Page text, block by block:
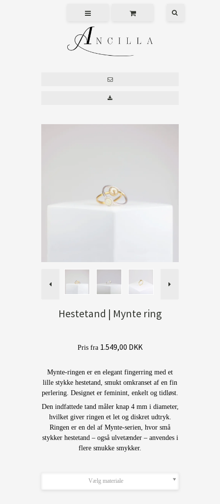
Hestetand | Mynte ring
Pris fra 1.549,00 DKK
Mynte-ringen er en elegant fingerring med et
lille stykke hestetand, smukt omkranset af en fin
perlering. Designet er feminint, enkelt og tidløst.
Den indfattede tand måler knap 4 mm i diameter,
hvilket giver ringen et let og diskret udtryk.
Ringen er en del af Mynte-serien, hvor små
stykker hestetand – også ulvetænder – anvendes i
flere smukke smykker.
Vælg materiale